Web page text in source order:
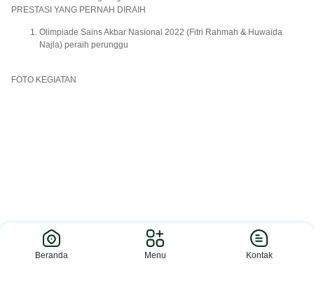
PRESTASI YANG PERNAH DIRAIH
Olimpiade Sains Akbar Nasional 2022 (Fitri Rahmah & Huwaida
Najla) peraih perunggu
FOTO KEGIATAN
Beranda Menu Kontak